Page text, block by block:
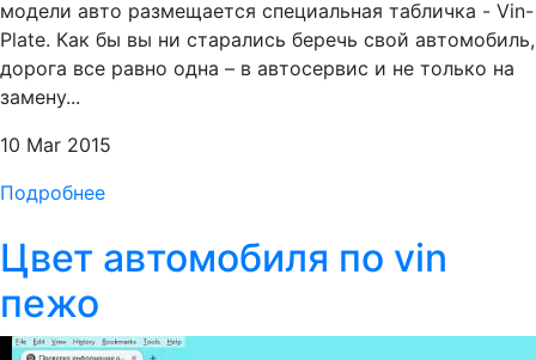
модели авто размещается специальная табличка - Vin-
Plate. Как бы вы ни старались беречь свой автомобиль,
дорога все равно одна – в автосервис и не только на
замену...
10 Mar 2015
Подробнее
Цвет автомобиля по vin
пежо